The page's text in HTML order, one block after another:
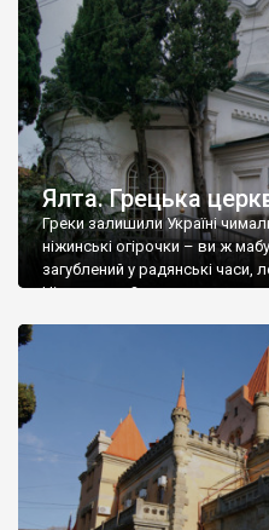
Ялта. Грецька
Греки залишили Україні
ніжинські огірочки – ви ж
загублений у радянські часи,
Ніжин греки?